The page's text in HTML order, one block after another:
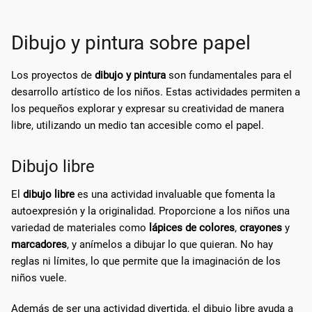
Dibujo y pintura sobre papel
Los proyectos de dibujo y pintura son fundamentales para el
desarrollo artístico de los niños. Estas actividades permiten a
los pequeños explorar y expresar su creatividad de manera
libre, utilizando un medio tan accesible como el papel.
Dibujo libre
El dibujo libre es una actividad invaluable que fomenta la
autoexpresión y la originalidad. Proporcione a los niños una
variedad de materiales como lápices de colores, crayones y
marcadores, y anímelos a dibujar lo que quieran. No hay
reglas ni límites, lo que permite que la imaginación de los
niños vuele.
Además de ser una actividad divertida, el dibujo libre ayuda a